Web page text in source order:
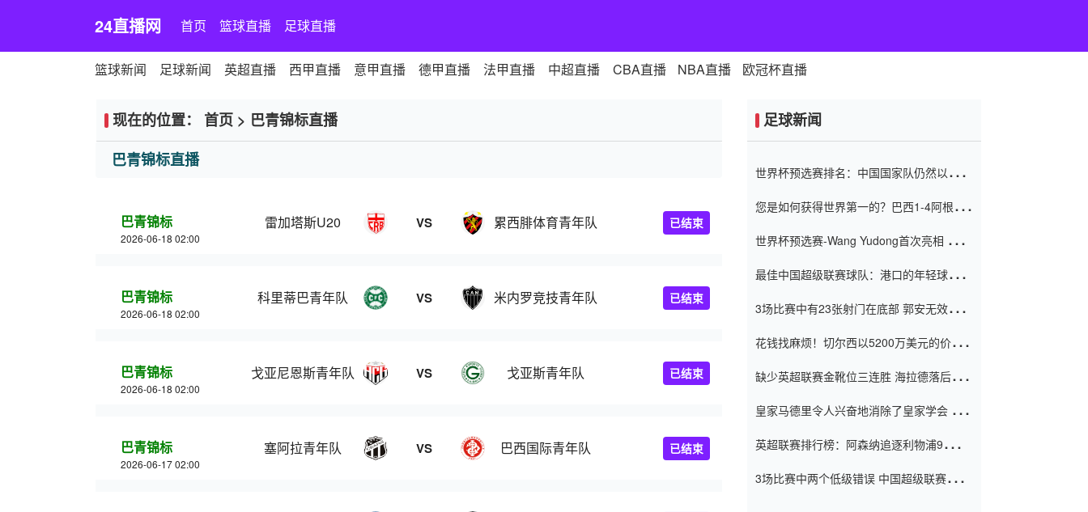
24直播网 首页 篮球直播 足球直播
篮球新闻 足球新闻 英超直播 西甲直播 意甲直播 德甲直播 法甲直播 中超直播 CBA直播 NBA直播 欧冠杯直播
现在的位置： 首页 > 巴青锦标直播
巴青锦标直播
巴青锦标
2026-06-18 02:00
雷加塔斯U20 VS 累西腓体育青年队 已结束
巴青锦标
2026-06-18 02:00
科里蒂巴青年队 VS 米内罗竞技青年队 已结束
巴青锦标
2026-06-18 02:00
戈亚尼恩斯青年队 VS 戈亚斯青年队 已结束
巴青锦标
2026-06-17 02:00
塞阿拉青年队 VS 巴西国际青年队 已结束
足球新闻
世界杯预选赛排名：中国国家队仍然以6分
您是如何获得世界第一的？巴西1-4阿根
世界杯预选赛-Wang Yudong首次亮相 中国
最佳中国超级联赛球队：港口的年轻球员在
（Taishan）
3场比赛中有23张射门在底部 郭安无效传球
花钱找麻烦！切尔西以5200万美元的价格
窗口
缺少英超联赛金靴位三连胜 海拉德落后6球
皇家马德里令人兴奋地消除了皇家学会 安
英超联赛排行榜：阿森纳追逐利物浦9分 曼
3场比赛中两个低级错误 中国超级联赛的前